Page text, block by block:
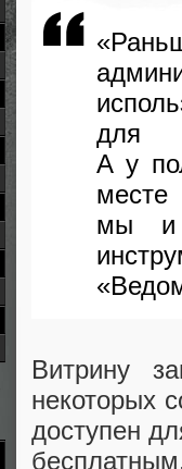
«
для
А у
мы и
«
Витрину
некоторых
доступен